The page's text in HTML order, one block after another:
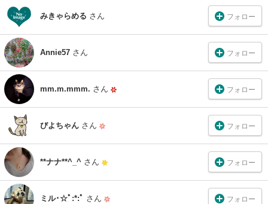
みきゃらめる さん フォロー
Annie57 さん フォロー
mm.m.mmm. さん フォロー
びよちゃん さん フォロー
**ナナ**^_^ さん フォロー
ミル･☆ﾟ:*:ﾟ さん フォロー